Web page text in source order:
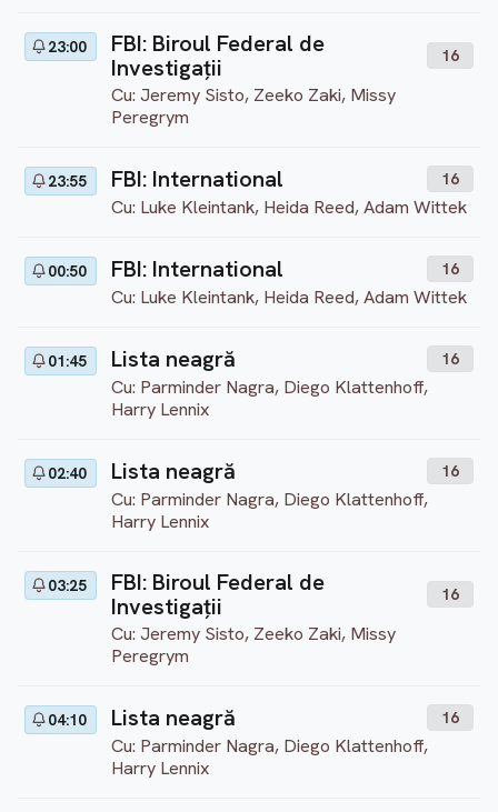
23:00
FBI: Biroul Federal de
Investigații
16
Cu: Jeremy Sisto, Zeeko Zaki, Missy
Peregrym
23:55 FBI: International 16
Cu: Luke Kleintank, Heida Reed, Adam Wittek
00:50 FBI: International 16
Cu: Luke Kleintank, Heida Reed, Adam Wittek
01:45 Lista neagră 16
Cu: Parminder Nagra, Diego Klattenhoff,
Harry Lennix
02:40 Lista neagră 16
Cu: Parminder Nagra, Diego Klattenhoff,
Harry Lennix
03:25
FBI: Biroul Federal de
Investigații
16
Cu: Jeremy Sisto, Zeeko Zaki, Missy
Peregrym
04:10 Lista neagră 16
Cu: Parminder Nagra, Diego Klattenhoff,
Harry Lennix